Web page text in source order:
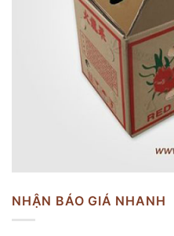
NHẬN BÁO GIÁ NHANH